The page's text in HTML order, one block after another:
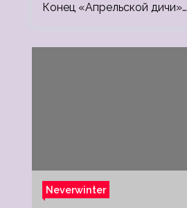
Конец «Апрельской дичи»…
Neverwinter